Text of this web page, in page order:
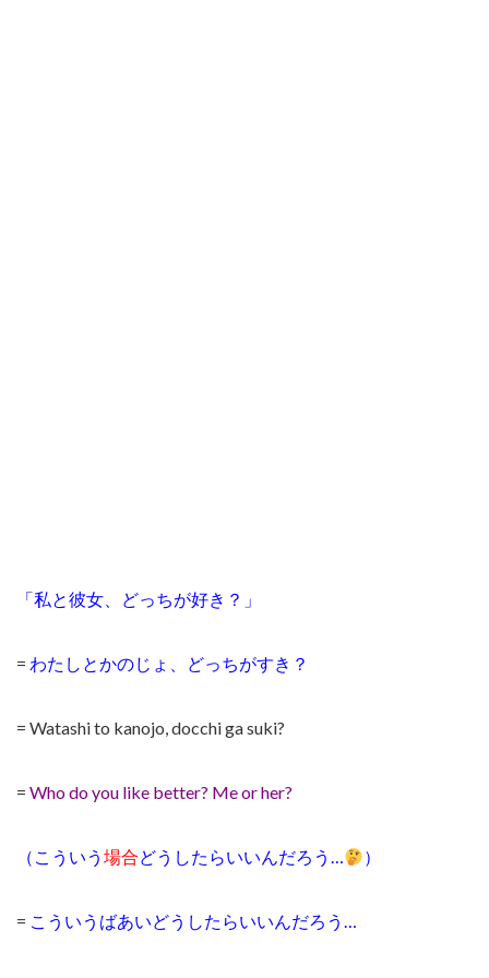
「私と彼女、どっちが好き？」
= わたしとかのじょ、どっちがすき？
= Watashi to kanojo, docchi ga suki?
= Who do you like better? Me or her?
（こういう 場合どうしたらいいんだろう… ）
= こういうばあいどうしたらいいんだろう…